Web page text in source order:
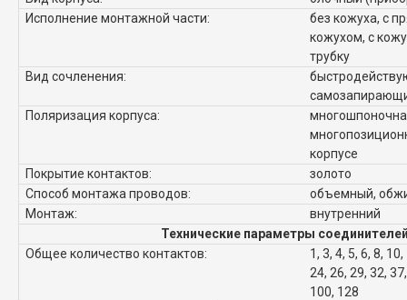
Исполнение монтажной части:
без кожуха, с
кожухом, с
трубку
Вид сочленения:
Поляризация корпуса:
корпусе
Покрытие контактов:
золото
Способ монтажа проводов:
объемный,
Монтаж:
внутренний
Технические параметры
Общее количество контактов:
1, 3, 4, 5, 6, 8,
24, 26, 29, 32,
100, 128